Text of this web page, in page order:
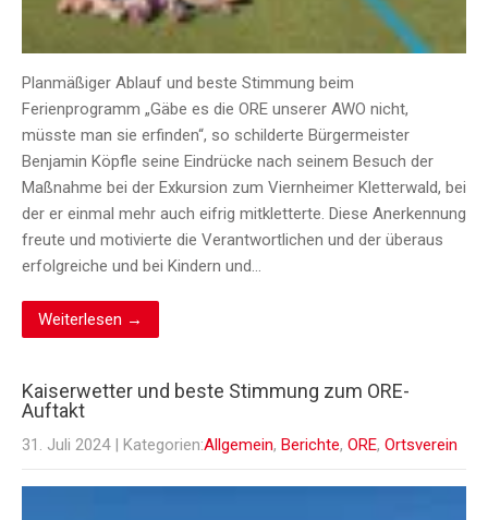
Planmäßiger Ablauf und beste Stimmung beim
Ferienprogramm „Gäbe es die ORE unserer AWO nicht,
müsste man sie erfinden“, so schilderte Bürgermeister
Benjamin Köpfle seine Eindrücke nach seinem Besuch der
Maßnahme bei der Exkursion zum Viernheimer Kletterwald, bei
der er einmal mehr auch eifrig mitkletterte. Diese Anerkennung
freute und motivierte die Verantwortlichen und der überaus
erfolgreiche und bei Kindern und…
Weiterlesen →
Kaiserwetter und beste Stimmung zum ORE-
Auftakt
31. Juli 2024 | Kategorien:Allgemein, Berichte, ORE, Ortsverein